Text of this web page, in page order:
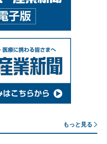
もっと見る